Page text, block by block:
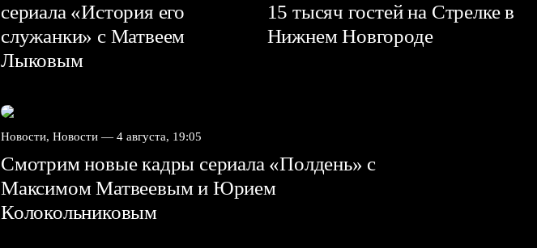
сериала «История его
служанки» с Матвеем
Лыковым
15 тысяч гостей на Стрелке в
Нижнем Новгороде
Новости, Новости — 4 августа, 19:05
Смотрим новые кадры сериала «Полдень» с
Максимом Матвеевым и Юрием
Колокольниковым